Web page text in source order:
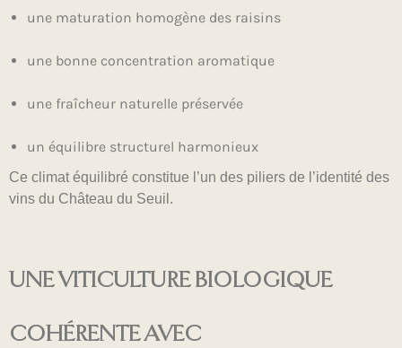
une maturation homogène des raisins
une bonne concentration aromatique
une fraîcheur naturelle préservée
un équilibre structurel harmonieux
Ce climat équilibré constitue l’un des piliers de l’identité des
vins du Château du Seuil.
UNE VITICULTURE BIOLOGIQUE
COHÉRENTE AVEC